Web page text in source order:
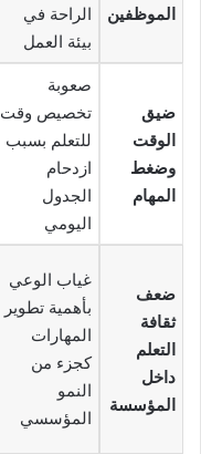
الموظفين
الراحة في
بيئة العمل
ضيق
الوقت
وضغط
المهام
صعوبة
تخصيص وقت
للتعلم بسبب
ازدحام
الجدول
اليومي
ضعف
ثقافة
التعلم
داخل
المؤسسة
غياب الوعي
بأهمية تطوير
المهارات
كجزء من
النمو
المؤسسي